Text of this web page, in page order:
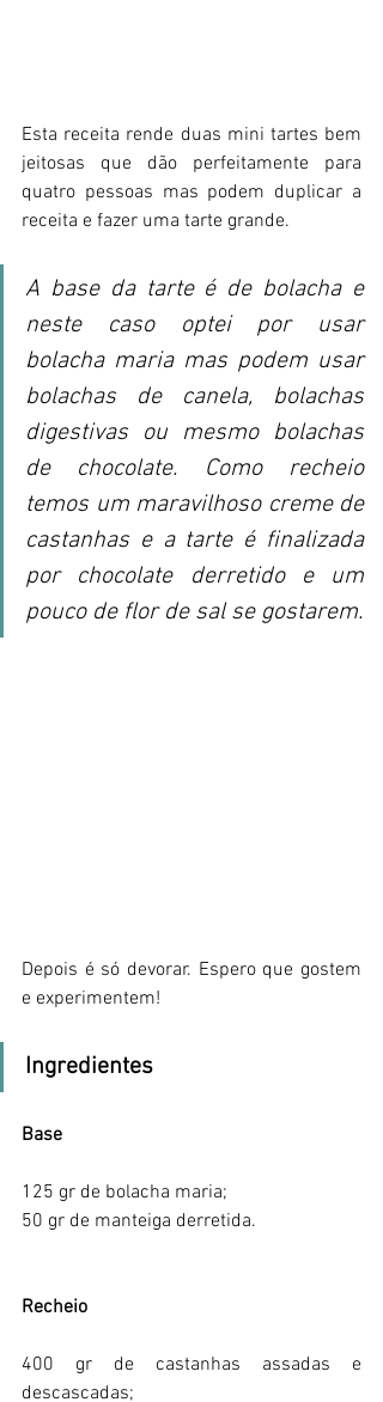
Esta receita rende duas mini tartes bem
jeitosas que dão perfeitamente para
quatro pessoas mas podem duplicar a
receita e fazer uma tarte grande.
A base da tarte é de bolacha e
neste caso optei por usar
bolacha maria mas podem usar
bolachas de canela, bolachas
digestivas ou mesmo bolachas
de chocolate. Como recheio
temos um maravilhoso creme de
castanhas e a tarte é finalizada
por chocolate derretido e um
pouco de flor de sal se gostarem.
Depois é só devorar. Espero que gostem
e experimentem!
Ingredientes
Base
125 gr de bolacha maria;
50 gr de manteiga derretida.
Recheio
400 gr de castanhas assadas e
descascadas;